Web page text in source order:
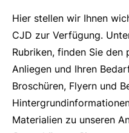
Hier stellen wir Ihnen
CJD zur Verfügung.
Rubriken, finden Sie
Anliegen und Ihren
Broschüren, Flyern und
Materialien zu unseren